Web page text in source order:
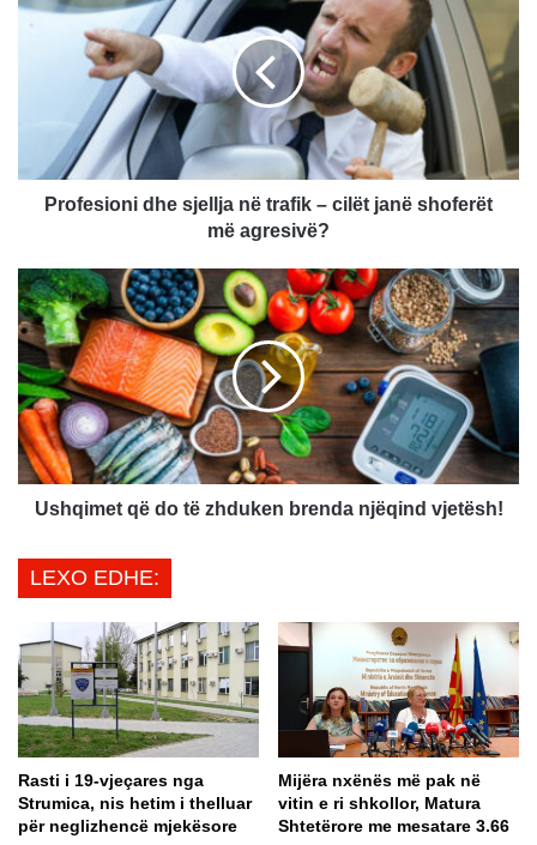
n
e
s
j
l
l
j
a
n
r
k
–
i
l
ë
t
j
Profesioni dhe sjellja në trafik – cilët janë shoferët
më agresivë?
U
s
h
i
m
e
t
q
o
h
d
u
k
e
n
b
r
Ushqimet që do të zhduken brenda njëqind vjetësh!
LEXO EDHE:
Rasti i 19-vjeçares nga
Strumica, nis hetim i thelluar
për neglizhencë mjekësore
Mijëra nxënës më pak në
vitin e ri shkollor, Matura
Shtetërore me mesatare 3.66